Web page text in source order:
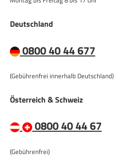
Deutschland
0800 40 44 677
(Gebührenfrei innerhalb Deutschland)
Österreich & Schweiz
0800 40 44 67
(Gebührenfrei)